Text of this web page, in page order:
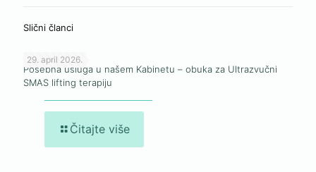
Slični članci
29. april 2026.
Posebna usluga u našem Kabinetu – obuka za Ultrazvučni
SMAS lifting terapiju
Čitajte više